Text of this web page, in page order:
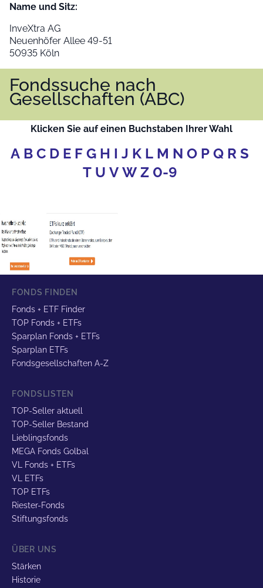
Name und Sitz:
InveXtra AG
Neuenhöfer Allee 49-51
50935 Köln
Fondssuche nach
Gesellschaften (ABC)
Klicken Sie auf einen Buchstaben Ihrer Wahl
A B C D E F G H I J K L M N O P Q R S
T U V W Z 0-9
FONDS FINDEN
Fonds + ETF Finder
TOP Fonds + ETFs
Sparplan Fonds + ETFs
Sparplan ETFs
Fondsgesellschaften A-Z
FONDSLISTEN
TOP-Seller aktuell
TOP-Seller Bestand
Lieblingsfonds
MEGA Fonds Golbal
VL Fonds + ETFs
VL ETFs
TOP ETFs
Riester-Fonds
Stiftungsfonds
ÜBER UNS
Stärken
Historie